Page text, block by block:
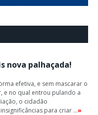
nova palhaçada!
efetiva, e sem mascarar o
e no qual entrou pulando a
o cidadão
para criar …»